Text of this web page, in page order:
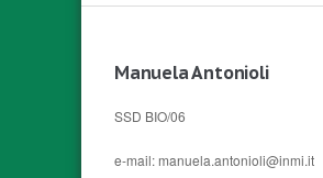
Manuela Antonioli
SSD BIO/06
e-mail: manuela.antonioli@inmi.it